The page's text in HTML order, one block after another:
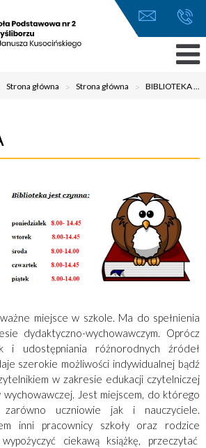
Strona główna > Strona główna > BIBLIOTEKA ...
miejsce w szkole. Ma do spełnienia
dydaktyczno-wychowawczym. Oprócz
i udostępniania różnorodnych źródeł
szerokie możliwości indywidualnej bądź
w zakresie edukacji czytelniczej
wychowawczej. Jest miejscem, do którego
zarówno uczniowie jak i nauczyciele.
inni pracownicy szkoły oraz rodzice
ciekawą książkę, przeczytać